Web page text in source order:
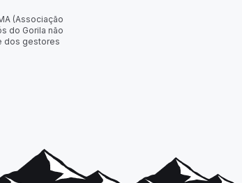
(Associação
do Gorila não
dos gestores